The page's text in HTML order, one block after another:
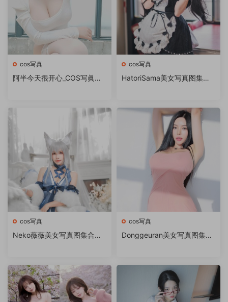
cos写真
阿半今天很开心_COS写眞图
cos写真
HatoriSama美女写真图集下
cos写真
Neko薇薇美女写真图集合集
cos写真
Donggeuran美女写真图集合